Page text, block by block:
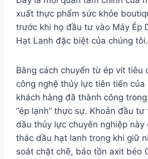
xuất thực phẩm sức khỏe
trước khi họ đầu tư vào Máy Ép
Hạt Lanh đặc biệt của chúng tôi.
Bằng cách chuyển từ ép vít tiêu
công nghệ thủy lực tiên tiến của
khách hàng đã thành công
“ép lạnh” thực sự. Khoản đầu tư
dầu thủy lực chuyên nghiệp này
thác dầu hạt lanh trong khi giữ
soát chặt chẽ, bảo tồn axit béo